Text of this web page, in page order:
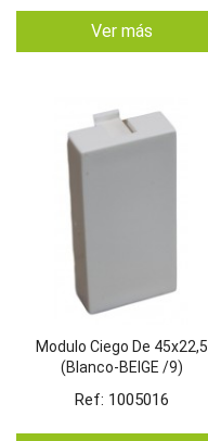
Ver más
Modulo Ciego De 45x22,5
(Blanco-BEIGE /9)
Ref: 1005016